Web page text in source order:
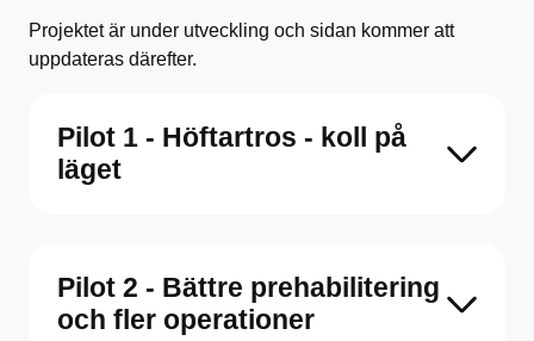
Projektet är under utveckling och sidan kommer att
uppdateras därefter.
Pilot 1 - Höftartros - koll på
läget
Pilot 2 - Bättre prehabilitering
och fler operationer